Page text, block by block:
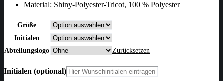
Material: Shiny-Polyester-Tricot, 100 % Polyester
Größe
Initialen
Abteilungslogo
Zurücksetzen
Initialen (optional)